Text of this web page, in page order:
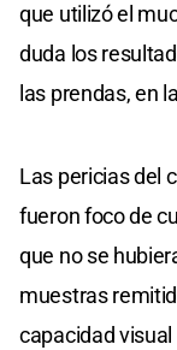
que utilizó el
duda los
las prendas, en
Las pericias del
fueron foco de
que no se
muestras
capacidad